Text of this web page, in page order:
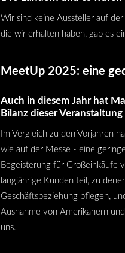
Wir sind keine Aussteller auf
die wir erhalten haben, gab es
MeetUp 2025: eine
Auch in diesem Jahr hat
Bilanz dieser Veranstaltung
Im Vergleich zu den Vorjahren
wie auf der Messe - eine
Begeisterung für Großeinkäufe
langjährige Kunden teil, zu
Geschäftsbeziehung pflegen,
Ausnahme von Amerikanern
uns.